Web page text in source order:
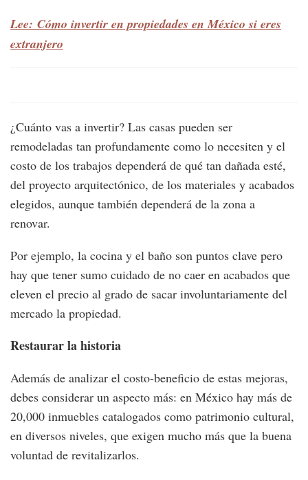
Lee: Cómo invertir en propiedades en México si eres
extranjero
¿Cuánto vas a invertir? Las casas pueden ser
remodeladas tan profundamente como lo necesiten y el
costo de los trabajos dependerá de qué tan dañada esté,
del proyecto arquitectónico, de los materiales y acabados
elegidos, aunque también dependerá de la zona a
renovar.
Por ejemplo, la cocina y el baño son puntos clave pero
hay que tener sumo cuidado de no caer en acabados que
eleven el precio al grado de sacar involuntariamente del
mercado la propiedad.
Restaurar la historia
Además de analizar el costo-beneficio de estas mejoras,
debes considerar un aspecto más: en México hay más de
20,000 inmuebles catalogados como patrimonio cultural,
en diversos niveles, que exigen mucho más que la buena
voluntad de revitalizarlos.